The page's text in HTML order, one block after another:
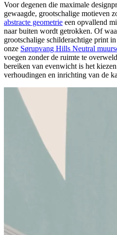
Voor degenen die maximale
gewaagde, grootschalige motieven
abstracte geometrie een opvallend
naar buiten wordt getrokken. Of
grootschalige schilderachtige print
onze Sørupvang Hills Neutral
voegen zonder de ruimte te
bereiken van evenwicht is het
verhoudingen en inrichting van de